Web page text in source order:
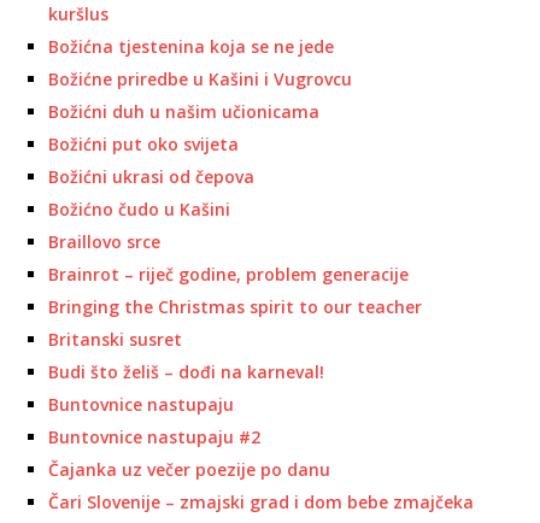
kuršlus
Božićna tjestenina koja se ne jede
Božićne priredbe u Kašini i Vugrovcu
Božićni duh u našim učionicama
Božićni put oko svijeta
Božićni ukrasi od čepova
Božićno čudo u Kašini
Braillovo srce
Brainrot – riječ godine, problem generacije
Bringing the Christmas spirit to our teacher
Britanski susret
Budi što želiš – dođi na karneval!
Buntovnice nastupaju
Buntovnice nastupaju #2
Čajanka uz večer poezije po danu
Čari Slovenije – zmajski grad i dom bebe zmajčeka